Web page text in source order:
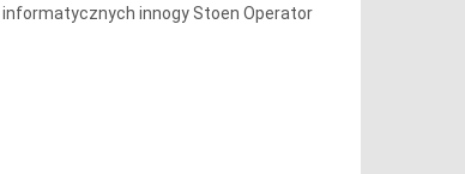
informatycznych innogy Stoen Operator